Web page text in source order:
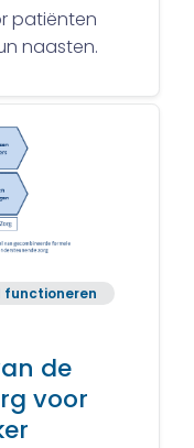
patiënten
naasten.
functioneren
de
voor